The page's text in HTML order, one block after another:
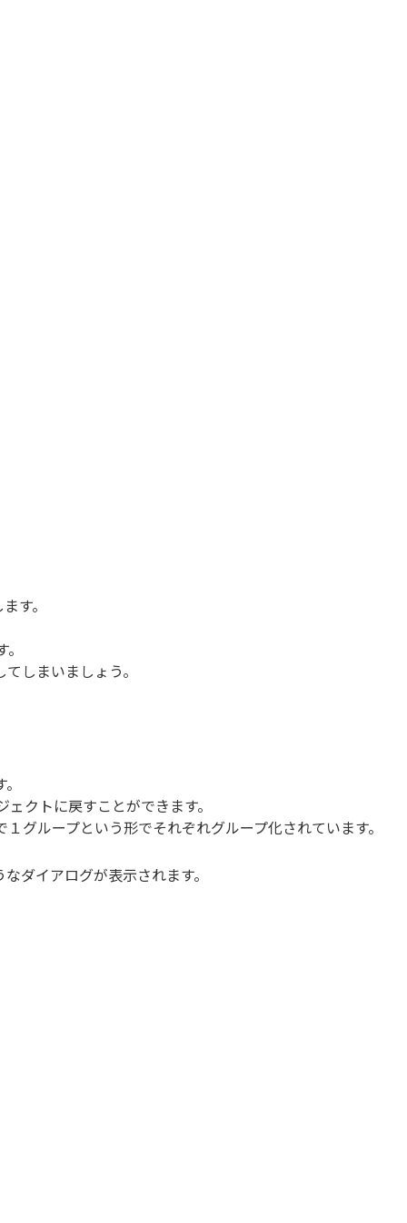
す。
しまいましょう。
クトに戻すことができます。
グループという形でそれぞれグループ化されています。
ダイアログが表示されます。